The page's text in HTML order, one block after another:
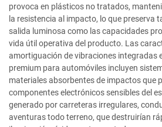
provoca en plásticos no tratados,
la resistencia al impacto, lo que preserva
salida luminosa como las capacidades
vida útil operativa del producto. Las
amortiguación de vibraciones integradas
premium para automóviles incluyen
materiales absorbentes de impactos que
componentes electrónicos sensibles del
generado por carreteras irregulares,
aventuras todo terreno, que destruirían